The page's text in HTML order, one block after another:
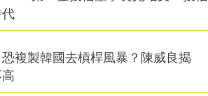
複製韓國去槓桿風暴？陳威良揭